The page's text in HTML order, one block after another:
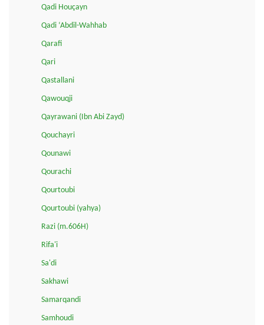
Qadi Houçayn
Qadi ‘Abdil-Wahhab
Qarafi
Qari
Qastallani
Qawouqji
Qayrawani (Ibn Abi Zayd)
Qouchayri
Qounawi
Qourachi
Qourtoubi
Qourtoubi (yahya)
Razi (m.606H)
Rifa'i
Sa'di
Sakhawi
Samarqandi
Samhoudi